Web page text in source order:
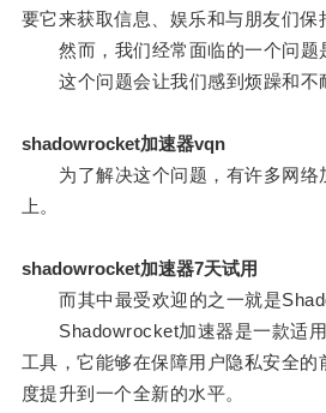
要它来获取信息、娱乐和与朋友们保
然而，我们经常面临的一个问题
这个问题会让我们感到烦躁和不
shadowrocket加速器vqn
为了解决这个问题，有许多网络
上。
shadowrocket加速器7天试用
而其中最受欢迎的之一就是
Shadowrocket加速器是一款适用
工具，它能够在保障用户隐私安全的
度提升到一个全新的水平。